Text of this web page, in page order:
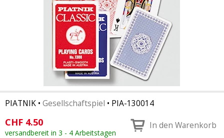
PIATNIK • Gesellschaftspiel • PIA-130014
CHF 4.50
versandbereit in 3 - 4 Arbeitstagen
In den Warenkorb